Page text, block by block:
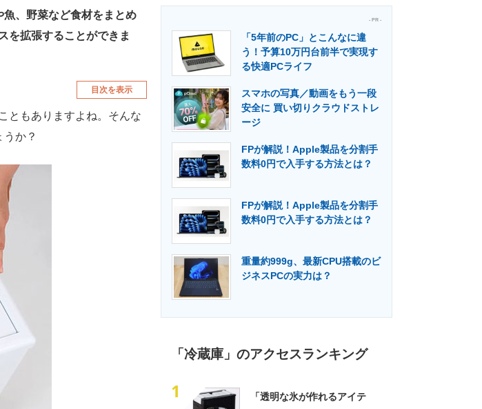
計の基本と応用 エネルギーの専門メディア 建設×テクノロジーの最前線
、野菜など食材をまとめ
を拡張することができま
目次を表示
ともありますよね。そんな
か？
- PR -
「5年前のPC」とこんなに違
う！予算10万円台前半で実現す
る快適PCライフ
スマホの写真／動画をもう一段
安全に 買い切りクラウドストレ
ージ
FPが解説！Apple製品を分割手
数料0円で入手する方法とは？
FPが解説！Apple製品を分割手
数料0円で入手する方法とは？
重量約999g、最新CPU搭載のビ
ジネスPCの実力は？
「冷蔵庫」のアクセスランキング
1
「透明な氷が作れるアイテ